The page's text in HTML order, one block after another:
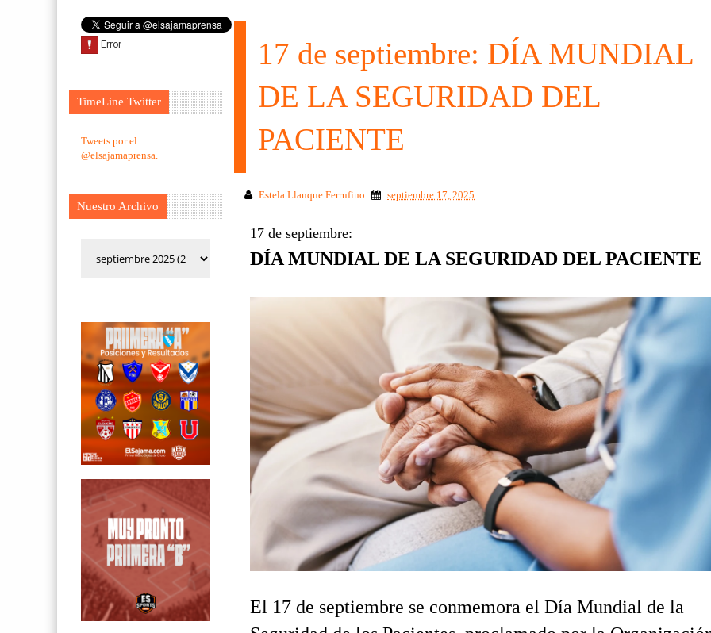
TimeLine Twitter
Tweets por el
@elsajamaprensa.
Nuestro Archivo
17 de septiembre: DÍA MUNDIAL
DE LA SEGURIDAD DEL
PACIENTE
Estela Llanque Ferrufino septiembre 17, 2025
17 de septiembre:
DÍA MUNDIAL DE LA SEGURIDAD DEL PACIENTE
El 17 de septiembre se conmemora el Día Mundial de la